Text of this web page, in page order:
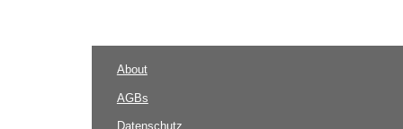
About
AGBs
Datenschutz